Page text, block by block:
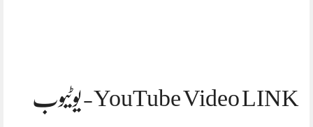
YouTube Video LINK-یوٹیوب